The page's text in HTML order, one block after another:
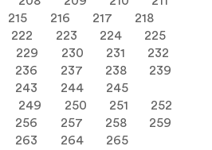
215 216 217
218
222 223 224
225
229 230 231
232
236 237 238
239
243 244
245
249 250 251
252
256 257 258
259
263 264
265